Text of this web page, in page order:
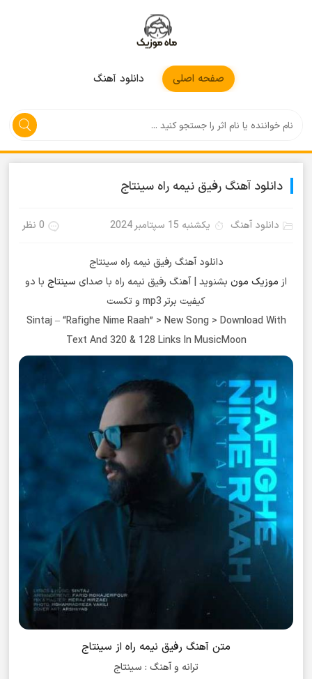
صفحه اصلی دانلود آهنگ
دانلود آهنگ رفیق نیمه راه سینتاج
دانلود آهنگ یکشنبه 15 سپتامبر 2024 0 نظر
دانلود آهنگ رفیق نیمه راه سینتاج
از موزیک مون بشنوید | آهنگ رفیق نیمه راه با صدای سینتاج با دو
کیفیت برتر mp3 و تکست
Sintaj – “Rafighe Nime Raah” > New Song > Download With
Text And 320 & 128 Links In MusicMoon
متن آهنگ رفیق نیمه راه از سینتاج
ترانه و آهنگ : سینتاج